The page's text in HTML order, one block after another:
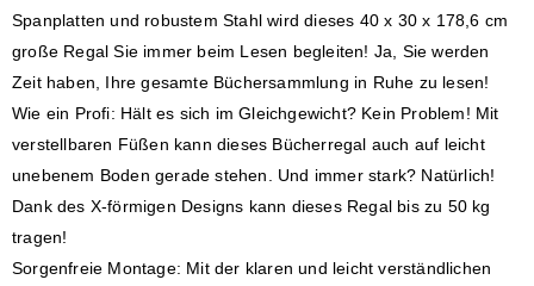
Spanplatten und robustem Stahl wird dieses 40 x 30 x 178,6 cm
große Regal Sie immer beim Lesen begleiten! Ja, Sie werden
Zeit haben, Ihre gesamte Büchersammlung in Ruhe zu lesen!
Wie ein Profi: Hält es sich im Gleichgewicht? Kein Problem! Mit
verstellbaren Füßen kann dieses Bücherregal auch auf leicht
unebenem Boden gerade stehen. Und immer stark? Natürlich!
Dank des X-förmigen Designs kann dieses Regal bis zu 50 kg
tragen!
Sorgenfreie Montage: Mit der klaren und leicht verständlichen